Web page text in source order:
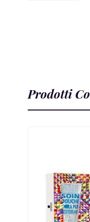
Prodotti